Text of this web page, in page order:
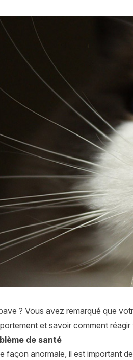
? – Les causes de ce
? Vous avez remarqué que
et savoir comment
de santé
façon anormale, il est important